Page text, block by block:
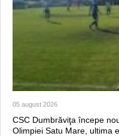
05 august 2026
CSC Dumbrăviţa începe
Olimpiei Satu Mare, ultima